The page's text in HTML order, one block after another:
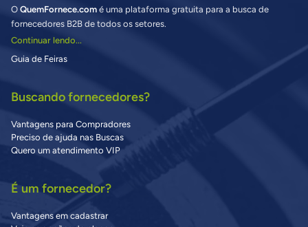
O QuemFornece.com é uma plataforma gratuita para a busca de
fornecedores B2B de todos os setores.
Continuar lendo...
Guia de Feiras
Buscando fornecedores?
Vantagens para Compradores
Preciso de ajuda nas Buscas
Quero um atendimento VIP
É um fornecedor?
Vantagens em cadastrar